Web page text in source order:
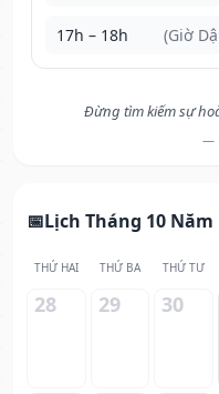
17h – 18h (Giờ
Đừng tìm kiếm sự
—
Lịch Tháng 10 Năm
THỨ HAI THỨ BA THỨ TƯ
28 29 30